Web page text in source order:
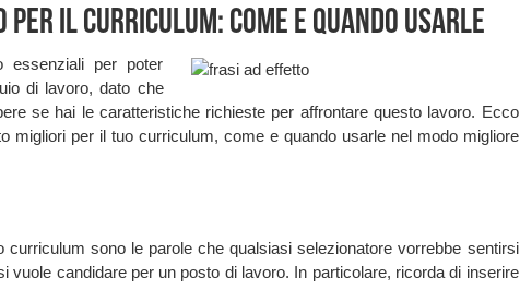
il curriculum: come e quando usarle
essenziali per poter
di lavoro, dato che
se hai le caratteristiche richieste per affrontare questo lavoro. Ecco
migliori per il tuo curriculum, come e quando usarle nel modo migliore
curriculum sono le parole che qualsiasi selezionatore vorrebbe sentirsi
vuole candidare per un posto di lavoro. In particolare, ricorda di inserire